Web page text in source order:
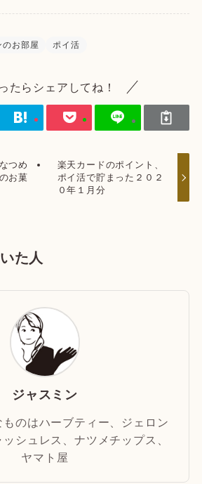
のお部屋 ポイ活
たらシェアしてね！
つめ
お菓
楽天カードのポイント、
ポイ活で貯まった２０２
０年１月分
た人
ジャスミン
のはハーブティー、ジェロン
ッシュレス、ナツメチップス、
ヤマト屋